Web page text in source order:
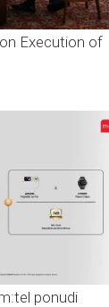
Execution of
ponudi